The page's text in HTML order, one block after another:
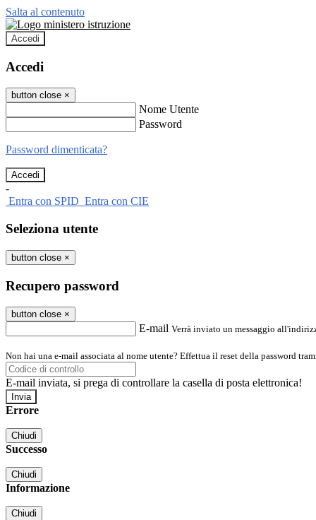
Salta al contenuto
Accedi
Accedi
button close ×
Nome Utente
Password
Password dimenticata?
-
Entra con SPID Entra con CIE
Seleziona utente
button close ×
Recupero password
button close ×
E-mail Verrà inviato un messaggio
Non hai una e-mail associata al nome utente? Effettua il reset della password
E-mail inviata, si prega di controllare la casella di posta elettronica!
Errore
Chiudi
Successo
Chiudi
Informazione
Chiudi